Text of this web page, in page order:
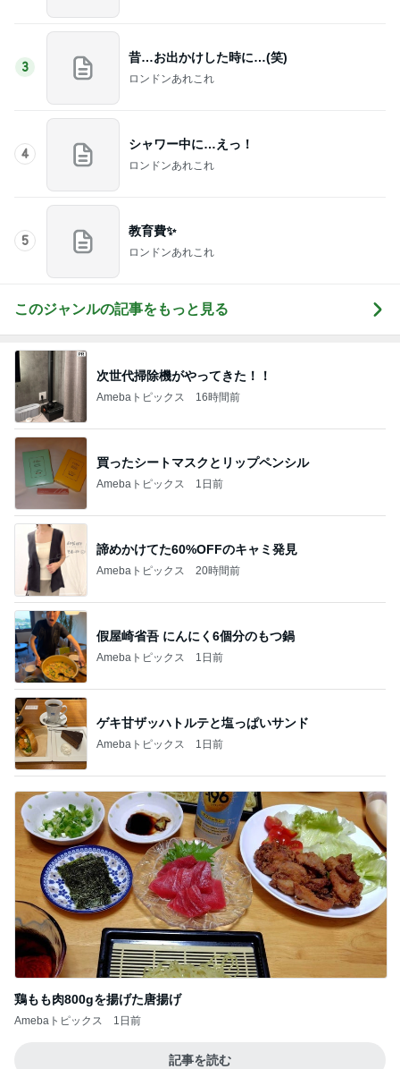
3
昔…お出かけした時に…(笑)
ロンドンあれこれ
4
シャワー中に…えっ！
ロンドンあれこれ
5
教育費✨
ロンドンあれこれ
このジャンルの記事をもっと見る
次世代掃除機がやってきた！！
Amebaトピックス 16時間前
買ったシートマスクとリップペンシル
Amebaトピックス 1日前
諦めかけてた60%OFFのキャミ発見
Amebaトピックス 20時間前
假屋崎省吾 にんにく6個分のもつ鍋
Amebaトピックス 1日前
ゲキ甘ザッハトルテと塩っぱいサンド
Amebaトピックス 1日前
鶏もも肉800gを揚げた唐揚げ
Amebaトピックス 1日前
記事を読む